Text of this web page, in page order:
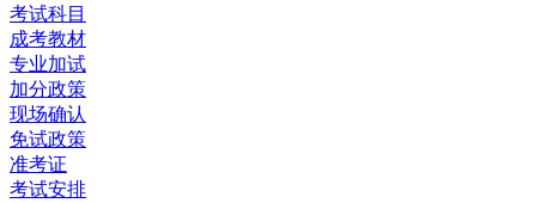
考试科目
成考教材
专业加试
加分政策
现场确认
免试政策
准考证
考试安排